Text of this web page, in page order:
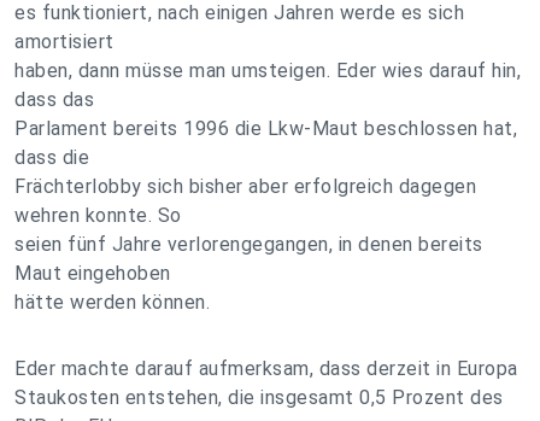
es funktioniert, nach einigen Jahren werde es sich
amortisiert
haben, dann müsse man umsteigen. Eder wies darauf hin,
dass das
Parlament bereits 1996 die Lkw-Maut beschlossen hat,
dass die
Frächterlobby sich bisher aber erfolgreich dagegen
wehren konnte. So
seien fünf Jahre verlorengegangen, in denen bereits
Maut eingehoben
hätte werden können.
Eder machte darauf aufmerksam, dass derzeit in Europa
Staukosten entstehen, die insgesamt 0,5 Prozent des